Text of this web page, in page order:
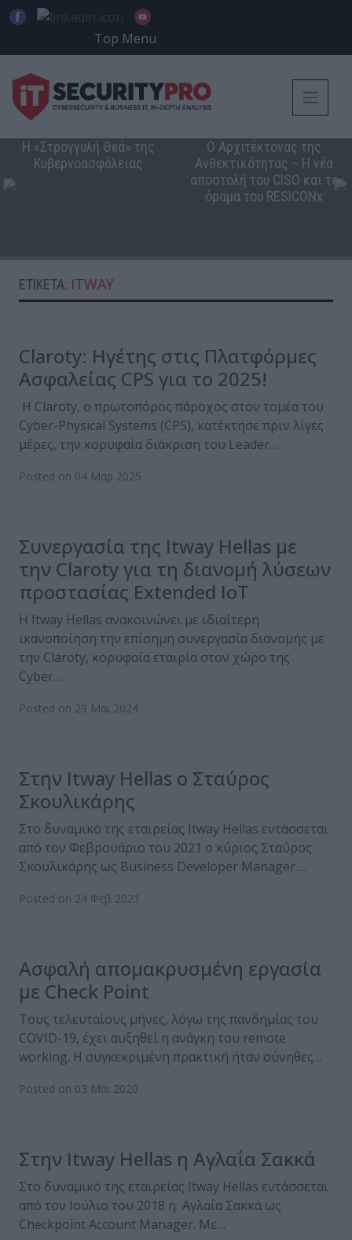
Top Menu
Η «Στρογγυλή Θεά» της
Κυβερνοασφάλειας
Ο Αρχιτέκτονας της
Ανθεκτικότητας – Η νέα
αποστολή του CISO και το
όραμα του RESICONx
ΕΤΙΚΈΤΑ: ITWAY
Claroty: Hγέτης στις Πλατφόρμες
Ασφαλείας CPS για το 2025!
Η Claroty, ο πρωτοπόρος πάροχος στον τομέα του
Cyber-Physical Systems (CPS), κατέκτησε πριν λίγες
μέρες, την κορυφαία διάκριση του Leader…
Posted on 04 Μαρ 2025
Συνεργασία της Itway Hellas με
την Claroty για τη διανομή λύσεων
προστασίας Extended IoT
Η Itway Hellas ανακοινώνει με ιδιαίτερη
ικανοποίηση την επίσημη συνεργασία διανομής με
την Claroty, κορυφαία εταιρία στον χώρο της
Cyber…
Posted on 29 Μάι 2024
Στην Itway Hellas o Σταύρος
Σκουλικάρης
Στο δυναμικό της εταιρείας Itway Hellas εντάσσεται
από τον Φεβρουάριο του 2021 o κύριος Σταύρος
Σκουλικάρης ως Business Developer Manager….
Posted on 24 Φεβ 2021
Ασφαλή απομακρυσμένη εργασία
με Check Point
Τους τελευταίους μήνες, λόγω της πανδημίας του
COVID-19, έχει αυξηθεί η ανάγκη του remote
working. Η συγκεκριμένη πρακτική ήταν σύνηθες…
Posted on 03 Μάι 2020
Στην Itway Hellas η Αγλαΐα Σακκά
Στο δυναμικό της εταιρείας Itway Hellas εντάσσεται
από τον Ιούλιο του 2018 η Αγλαΐα Σακκά ως
Checkpoint Account Manager. Με…